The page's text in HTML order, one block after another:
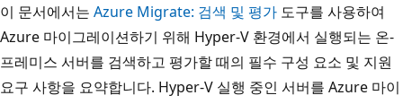
이 문서에서는 Azure Migrate: 검색 및 평가 도구를 사용하여
Azure 마이그레이션하기 위해 Hyper-V 환경에서 실행되는 온-
프레미스 서버를 검색하고 평가할 때의 필수 구성 요소 및 지원
요구 사항을 요약합니다. Hyper-V 실행 중인 서버를 Azure 마이